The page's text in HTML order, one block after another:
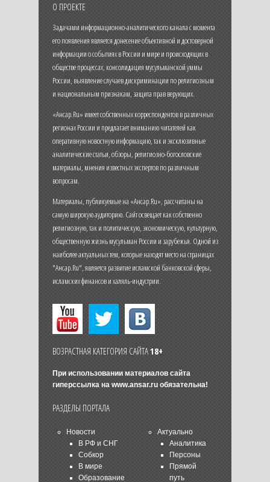
О ПРОЕКТЕ
Задачами информационно-аналитического канала с момента
его появления является донесение объективной и достоверной
информации о событиях в России и мире и происходящих в
обществе процессах, консолидация мусульманской уммы
России, выявление случаев дискриминации по религиозным
и национальным признакам, защита прав верующих.
«Ансар.Ru» имеет собственных корреспондентов в различных
регионах России и предлагает вниманию читателей как
оперативную новостную информацию, так и эксклюзивные
аналитические статьи, обзоры, религиозно-богословские
материалы, мнения известных экспертов по различным
вопросам.
Материалы, публикуемые на «Ансар.Ru», рассчитаны на
самую широкую аудиторию. Сайт освещает как собственно
религиозную, так и политическую, экономическую, культурную,
общественную жизнь мусульман России и зарубежья. Одной из
наиболее актуальных тем, которые находят место на страницах
"Ансар.Ru", является развитие исламской банковской сферы,
исламских финансов и халяль-индустрии.
ВОЗРАСТНАЯ КАТЕГОРИЯ САЙТА18+
При использовании материалов сайта
гиперссылка на www.ansar.ruобязательна!
РАЗДЕЛЫ ПОРТАЛА
Новости
В РФ и СНГ
Собкор
В мире
Образование
Актуально
Аналитика
Персоны
Прямой
путь